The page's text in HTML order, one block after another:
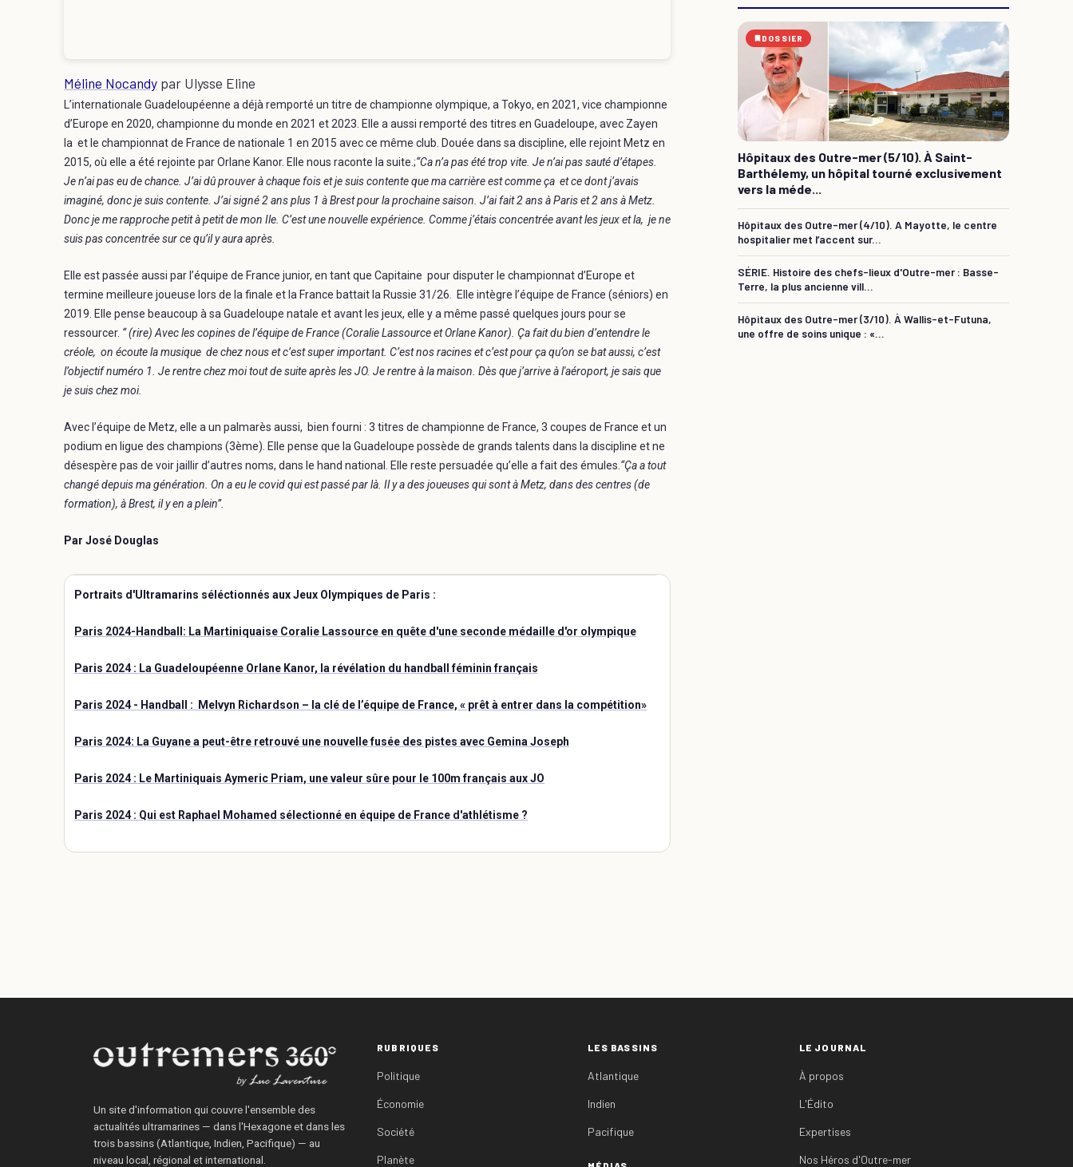
Méline Nocandy par Ulysse Eline
L’internationale Guadeloupéenne a déjà remporté un titre de championne olympique, a Tokyo, en 2021, vice championne
d’Europe en 2020, championne du monde en 2021 et 2023. Elle a aussi remporté des titres en Guadeloupe, avec Zayen
la et le championnat de France de nationale 1 en 2015 avec ce même club. Douée dans sa discipline, elle rejoint Metz en
2015, où elle a été rejointe par Orlane Kanor. Elle nous raconte la suite.;“Ca n’a pas été trop vite. Je n’ai pas sauté d’étapes.
Je n’ai pas eu de chance. J’ai dû prouver à chaque fois et je suis contente que ma carrière est comme ça et ce dont j’avais
imaginé, donc je suis contente. J’ai signé 2 ans plus 1 à Brest pour la prochaine saison. J’ai fait 2 ans à Paris et 2 ans à Metz.
Donc je me rapproche petit à petit de mon Ile. C’est une nouvelle expérience. Comme j’étais concentrée avant les jeux et la, je ne
suis pas concentrée sur ce qu’il y aura après.
Elle est passée aussi par l’équipe de France junior, en tant que Capitaine pour disputer le championnat d’Europe et
termine meilleure joueuse lors de la finale et la France battait la Russie 31/26. Elle intègre l’équipe de France (séniors) en
2019. Elle pense beaucoup à sa Guadeloupe natale et avant les jeux, elle y a même passé quelques jours pour se
ressourcer. “ (rire) Avec les copines de l’équipe de France (Coralie Lassource et Orlane Kanor). Ça fait du bien d’entendre le
créole, on écoute la musique de chez nous et c’est super important. C’est nos racines et c’est pour ça qu’on se bat aussi, c’est
l’objectif numéro 1. Je rentre chez moi tout de suite après les JO. Je rentre à la maison. Dès que j’arrive à l'aéroport, je sais que
je suis chez moi.
Avec l’équipe de Metz, elle a un palmarès aussi, bien fourni : 3 titres de championne de France, 3 coupes de France et un
podium en ligue des champions (3ème). Elle pense que la Guadeloupe possède de grands talents dans la discipline et ne
désespère pas de voir jaillir d’autres noms, dans le hand national. Elle reste persuadée qu’elle a fait des émules.“Ça a tout
changé depuis ma génération. On a eu le covid qui est passé par là. Il y a des joueuses qui sont à Metz, dans des centres (de
formation), à Brest, il y en a plein”.
Par José Douglas
Portraits d'Ultramarins séléctionnés aux Jeux Olympiques de Paris :
Paris 2024-Handball: La Martiniquaise Coralie Lassource en quête d'une seconde médaille d'or olympique
Paris 2024 : La Guadeloupéenne Orlane Kanor, la révélation du handball féminin français
Paris 2024 - Handball : Melvyn Richardson – la clé de l’équipe de France, « prêt à entrer dans la compétition»
Paris 2024: La Guyane a peut-être retrouvé une nouvelle fusée des pistes avec Gemina Joseph
Paris 2024 : Le Martiniquais Aymeric Priam, une valeur sûre pour le 100m français aux JO
Paris 2024 : Qui est Raphael Mohamed sélectionné en équipe de France d'athlétisme ?
DOSSIER
Hôpitaux des Outre-mer (5/10). À Saint-
Barthélemy, un hôpital tourné exclusivement
vers la méde...
Hôpitaux des Outre-mer (4/10). A Mayotte, le centre
hospitalier met l’accent sur...
SÉRIE. Histoire des chefs-lieux d'Outre-mer : Basse-
Terre, la plus ancienne vill...
Hôpitaux des Outre-mer (3/10). À Wallis-et-Futuna,
une offre de soins unique : «...
Un site d'information qui couvre l'ensemble des
actualités ultramarines — dans l'Hexagone et dans les
trois bassins (Atlantique, Indien, Pacifique) — au
niveau local, régional et international.
RUBRIQUES
Politique
Économie
Société
Planète
LES BASSINS
Atlantique
Indien
Pacifique
LE JOURNAL
À propos
L'Édito
Expertises
Nos Héros d'Outre-mer